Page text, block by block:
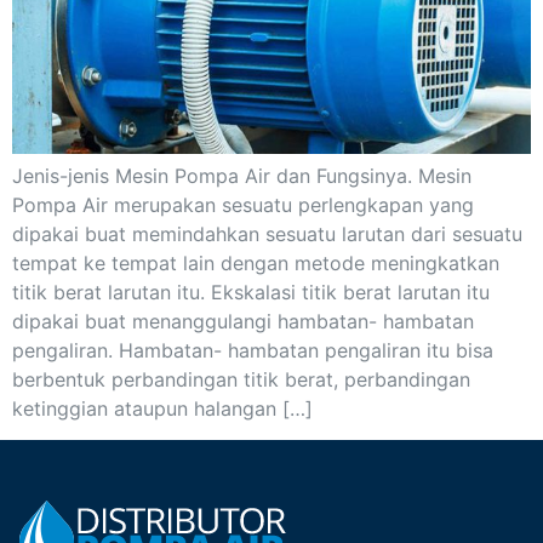
Jenis-jenis Mesin Pompa Air dan Fungsinya. Mesin
Pompa Air merupakan sesuatu perlengkapan yang
dipakai buat memindahkan sesuatu larutan dari sesuatu
tempat ke tempat lain dengan metode meningkatkan
titik berat larutan itu. Ekskalasi titik berat larutan itu
dipakai buat menanggulangi hambatan- hambatan
pengaliran. Hambatan- hambatan pengaliran itu bisa
berbentuk perbandingan titik berat, perbandingan
ketinggian ataupun halangan […]